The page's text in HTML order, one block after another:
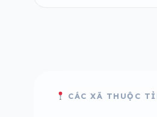
CÁC XÃ THUỘC